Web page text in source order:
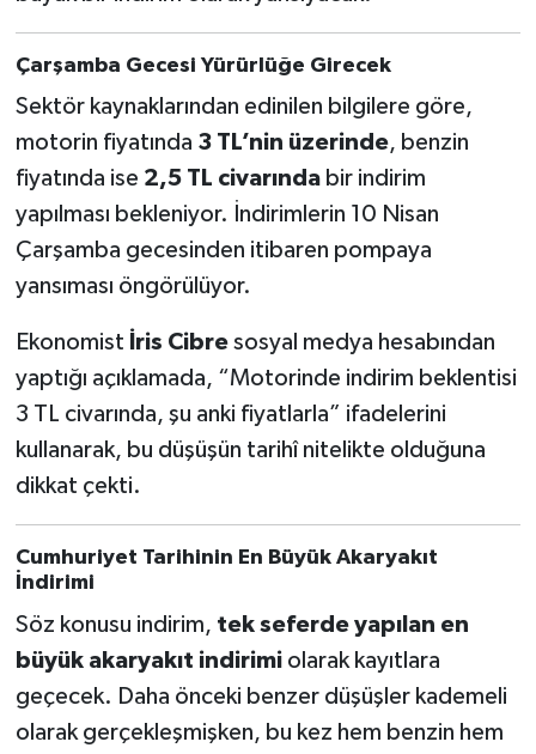
Çarşamba Gecesi Yürürlüğe Girecek
Sektör kaynaklarından edinilen bilgilere göre,
motorin fiyatında 3 TL’nin üzerinde, benzin
fiyatında ise 2,5 TL civarındabir indirim
yapılması bekleniyor. İndirimlerin 10 Nisan
Çarşamba gecesinden itibaren pompaya
yansıması öngörülüyor.
Ekonomist İris Cibresosyal medya hesabından
yaptığı açıklamada, “Motorinde indirim beklentisi
3 TL civarında, şu anki fiyatlarla” ifadelerini
kullanarak, bu düşüşün tarihî nitelikte olduğuna
dikkat çekti.
Cumhuriyet Tarihinin En Büyük Akaryakıt
İndirimi
Söz konusu indirim, tek seferde yapılan en
büyük akaryakıt indirimiolarak kayıtlara
geçecek. Daha önceki benzer düşüşler kademeli
olarak gerçekleşmişken, bu kez hem benzin hem